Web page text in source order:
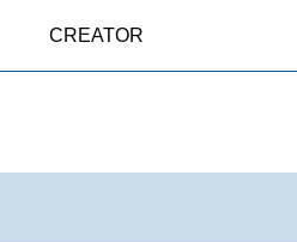
CREATOR